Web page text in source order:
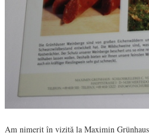
Am nimerit în vizită la Maximin